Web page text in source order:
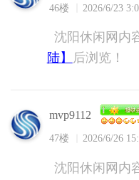
46楼 2026/6/23
沈阳休闲网内
陆】
后浏览！
mvp9112
47楼 2026/6/26
沈阳休闲网内